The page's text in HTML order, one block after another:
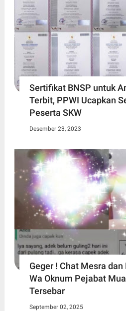
Sertifikat BNSP untuk
Terbit, PPWI Ucapkan
Peserta SKW
Desember 23, 2023
Geger ! Chat Mesra
Wa Oknum Pejabat
Tersebar
September 02, 2025